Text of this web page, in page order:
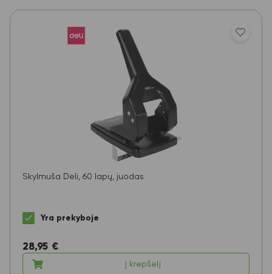
Skylmuša Deli, 60 lapų, juodas
Yra prekyboje
28,95 €
Į krepšelį